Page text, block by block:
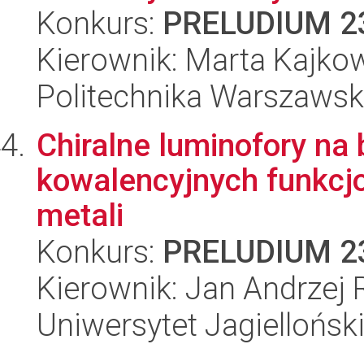
Konkurs: PRELUDIUM
Kierownik: Marta
Politechnika
Chiralne luminofory
kowalencyjnych
metali
Konkurs: PRELUDIUM
Kierownik: Jan Andrzej
Uniwersytet Jagielloński